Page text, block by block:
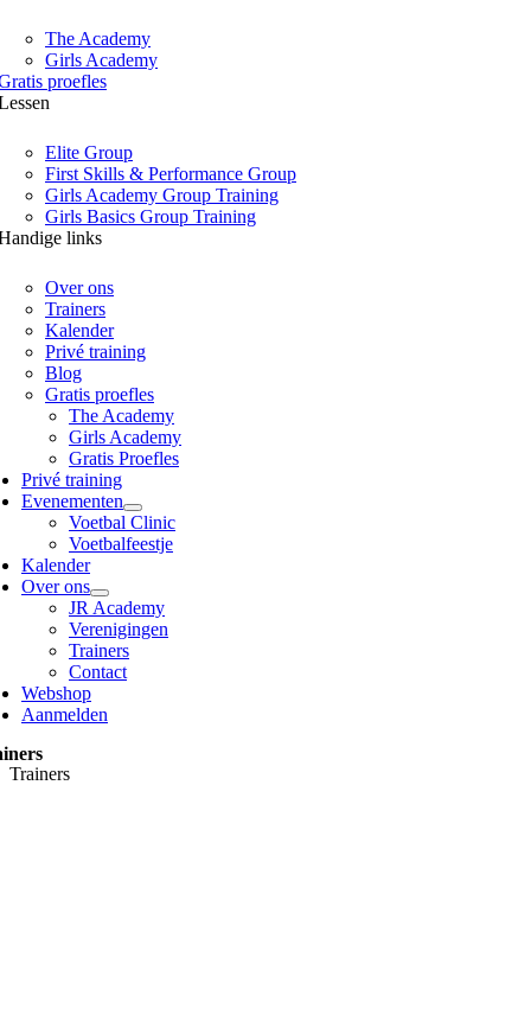
The Academy
Girls Academy
proefles
Elite Group
First Skills & Performance Group
Girls Academy Group Training
Girls Basics Group Training
links
Over ons
Trainers
Kalender
Privé training
Blog
Gratis proefles
The Academy
Girls Academy
Gratis Proefles
Privé training
Evenementen
Voetbal Clinic
Voetbalfeestje
Kalender
Over ons
JR Academy
Verenigingen
Trainers
Contact
Webshop
Aanmelden
Trainers